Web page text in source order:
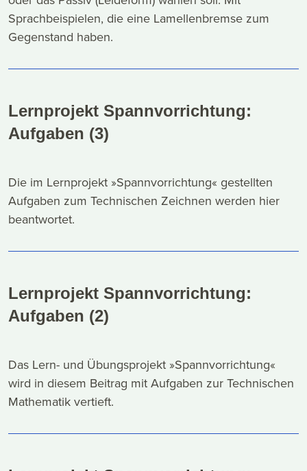
Sprachbeispielen, die eine Lamellenbremse zum
Gegenstand haben.
Lernprojekt Spannvorrichtung:
Aufgaben (3)
Die im Lernprojekt »Spannvorrichtung« gestellten
Aufgaben zum Technischen Zeichnen werden hier
beantwortet.
Lernprojekt Spannvorrichtung:
Aufgaben (2)
Das Lern- und Übungsprojekt »Spannvorrichtung«
wird in diesem Beitrag mit Aufgaben zur Technischen
Mathematik vertieft.